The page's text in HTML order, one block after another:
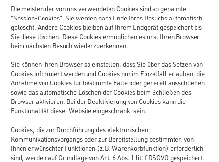
Die meisten der von uns verwendeten Cookies sind so genannte
“Session-Cookies”. Sie werden nach Ende Ihres Besuchs automatisch
gelöscht. Andere Cookies bleiben auf Ihrem Endgerät gespeichert bis
Sie diese löschen. Diese Cookies ermöglichen es uns, Ihren Browser
beim nächsten Besuch wiederzuerkennen.
Sie können Ihren Browser so einstellen, dass Sie über das Setzen von
Cookies informiert werden und Cookies nur im Einzelfall erlauben, die
Annahme von Cookies für bestimmte Fälle oder generell ausschließen
sowie das automatische Löschen der Cookies beim Schließen des
Browser aktivieren. Bei der Deaktivierung von Cookies kann die
Funktionalität dieser Website eingeschränkt sein.
Cookies, die zur Durchführung des elektronischen
Kommunikationsvorgangs oder zur Bereitstellung bestimmter, von
Ihnen erwünschter Funktionen (z.B. Warenkorbfunktion) erforderlich
sind, werden auf Grundlage von Art. 6 Abs. 1 lit. f DSGVO gespeichert.